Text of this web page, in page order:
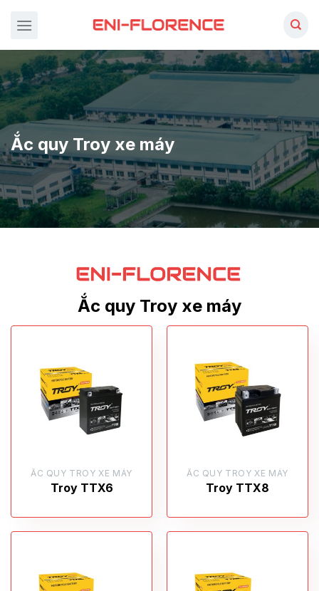
đến
dung
Ắc quy Troy xe máy
Ắc quy Troy xe máy
ẮC QUY TROY XE MÁY
Troy TTX6
ẮC QUY TROY XE MÁY
Troy TTX8